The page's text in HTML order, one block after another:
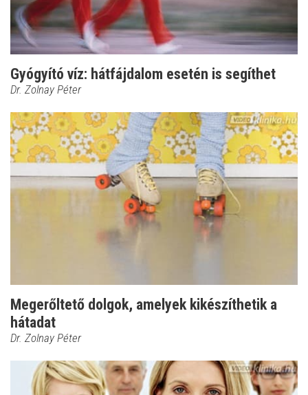
Gyógyító víz: hátfájdalom esetén is segíthet
Dr. Zolnay Péter
Megerőltető dolgok, amelyek kikészíthetik a
hátadat
Dr. Zolnay Péter